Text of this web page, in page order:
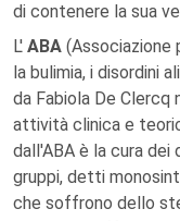
di contenere la sua
L' ABA (Associazione
la bulimia, i disordini
da Fabiola De Clercq
attività clinica e
dall'ABA è la cura
gruppi, detti
che soffrono dello